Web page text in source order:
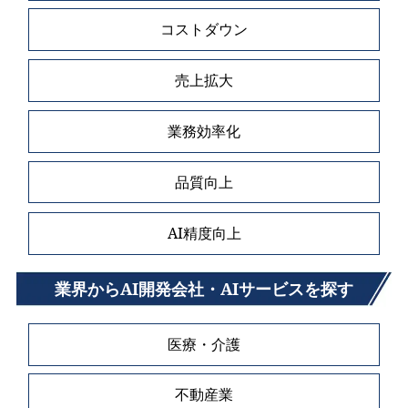
コストダウン
売上拡大
業務効率化
品質向上
AI精度向上
業界からAI開発会社・AIサービスを探す
医療・介護
不動産業